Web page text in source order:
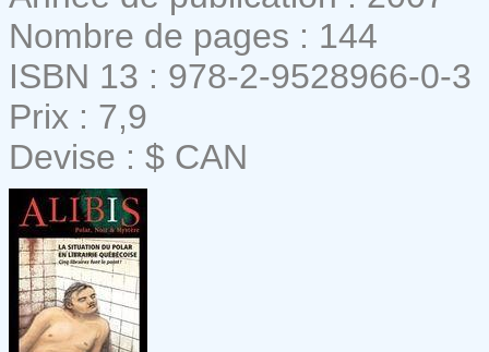
Nombre de pages : 144
ISBN 13 : 978-2-9528966-0-3
Prix : 7,9
Devise : $ CAN